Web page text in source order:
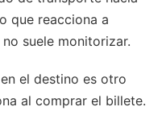
que reacciona a
suele monitorizar.
el destino es otro
al comprar el billete.